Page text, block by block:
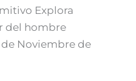
Explora
del hombre
Noviembre de